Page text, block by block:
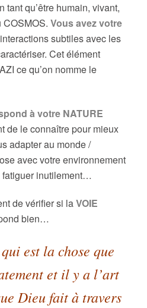
tant qu’être humain, vivant,
COSMOS.Vousavez votre
subtiles avec les
Cet élément
ce qu’on nomme le
à votre NATURE
de le connaître pour mieux
adapter au monde /
avec votre environnement
fatiguer inutilement…
de vérifier si laVOIE
bien…
est la chose que
et il y a l’art
Dieu fait à travers